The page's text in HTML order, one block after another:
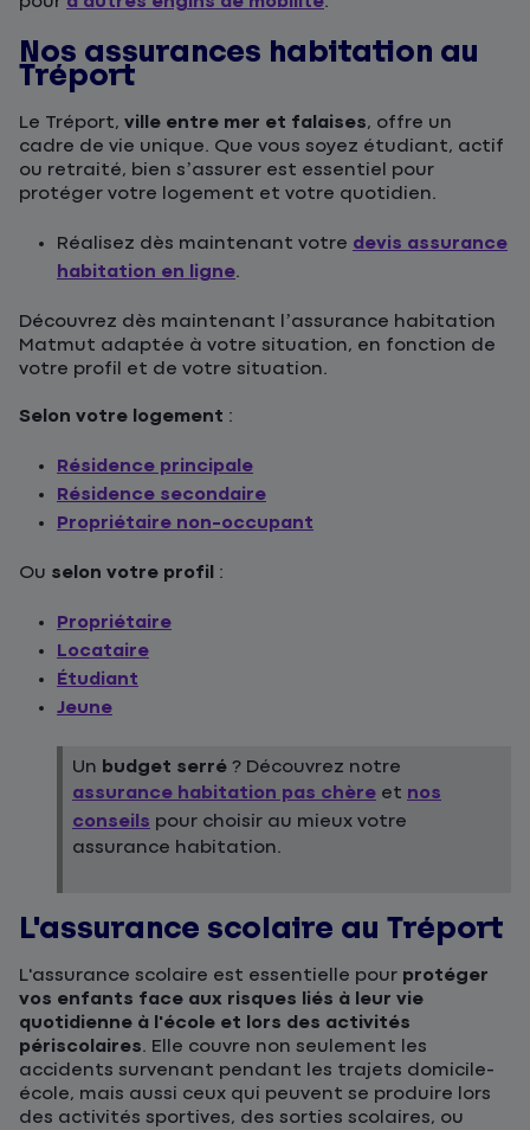
Nos assurances habitation au
Tréport
Le Tréport, ville entre mer et falaises, offre un
cadre de vie unique. Que vous soyez étudiant, actif
ou retraité, bien s’assurer est essentiel pour
protéger votre logement et votre quotidien.
Réalisez dès maintenant votre devis assurance
habitation en ligne.
Découvrez dès maintenant l’assurance habitation
Matmut adaptée à votre situation, en fonction de
votre profil et de votre situation.
Selon votre logement :
Résidence principale
Résidence secondaire
Propriétaire non-occupant
Ou selon votre profil :
Propriétaire
Locataire
Étudiant
Jeune
Un budget serré ? Découvrez notre
assurance habitation pas chère et nos
conseils pour choisir au mieux votre
assurance habitation.
L'assurance scolaire au Tréport
L'assurance scolaire est essentielle pour protéger
vos enfants face aux risques liés à leur vie
quotidienne à l'école et lors des activités
périscolaires. Elle couvre non seulement les
accidents survenant pendant les trajets domicile-
école, mais aussi ceux qui peuvent se produire lors
des activités sportives, des sorties scolaires, ou